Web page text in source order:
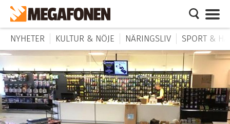
NYHETER KULTUR & NÖJE NÄRINGSLIV SPORT &